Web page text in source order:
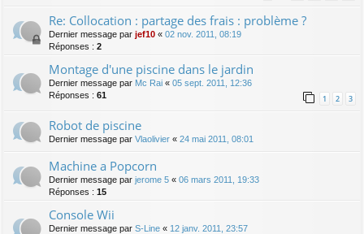
Re: Collocation : partage des frais : problème ?
Dernier message par jef10 « 02 nov. 2011, 08:19
Réponses : 2
Montage d'une piscine dans le jardin
Dernier message par Mc Rai « 05 sept. 2011, 12:36
Réponses : 61 1 2 3
Robot de piscine
Dernier message par Vlaolivier « 24 mai 2011, 08:01
Machine a Popcorn
Dernier message par jerome 5 « 06 mars 2011, 19:33
Réponses : 15
Console Wii
Dernier message par S-Line « 12 janv. 2011, 23:57